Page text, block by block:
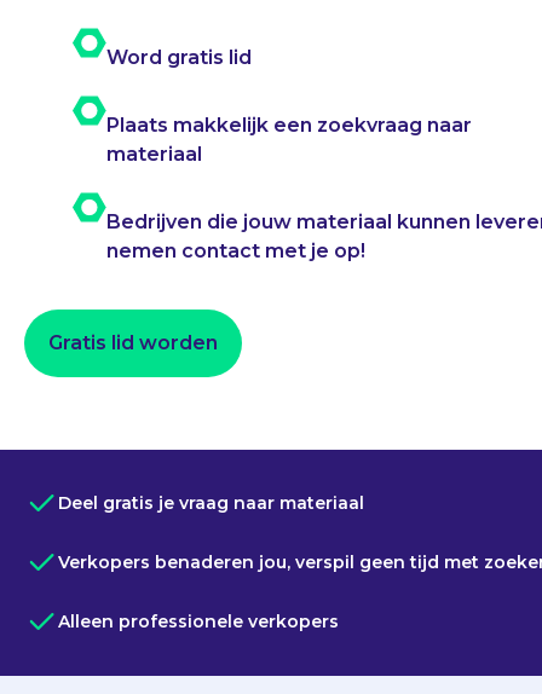
Word gratis lid
Plaats makkelijk een zoekvraag naar
materiaal
Bedrijven die jouw materiaal kunnen
nemen contact met je op!
Gratis lid worden
Deel gratis je vraag naar materiaal
Verkopers benaderen jou, verspil geen tijd met
Alleen professionele verkopers